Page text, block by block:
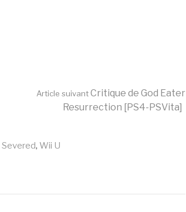
Article suivantCritique de God Eater
Resurrection [PS4-PSVita]
Severed, Wii U